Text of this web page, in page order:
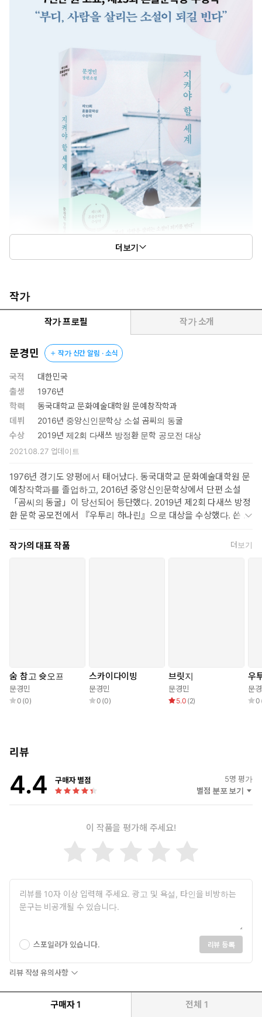
“부디, 사람을 살리는 소설이 되기를 빈다”
7천만 원 고료, 제13회 혼불문학상 수상작
故 최명희 선생의 대하소설 『혼불』이 그려낸 인간 불멸의 정신
해로 13회를 맞았다. 혼불문학상은 15만 부 베스트셀러로 문학상
의 시작을 화려하게 알린 제1회 수상작 『난설헌』을 필두로,
을 배출하며 한국 소설의 새로운 패러다임을 제시해 왔다. 올해는
는 작품들을 발굴해 내는 데에 힘을 보탰고, 단단한 문장과 유려한
전개 속에 ‘교권 추락,’ ‘장애,’ ‘돌봄’ 등 우리가 직시해야 할 화두를
더보기
작가
작가 프로필 작가 소개
문경민 작가 신간 알림 · 소식
국적
대한민국
출생
1976년
학력
동국대학교 문화예술대학원 문예창작학과
데뷔
2016년 중앙신인문학상 소설 곰씨의 동굴
수상
2019년 제2회 다새쓰 방정환 문학 공모전 대상
2021.08.27업데이트
1976년 경기도 양평에서 태어났다. 동국대학교 문화예술대학원 문
예창작학과를 졸업하고, 2016년 중앙신인문학상에서 단편 소설
「곰씨의 동굴」이 당선되어 등단했다. 2019년 제2회 다새쓰 방정
환 문학 공모전에서 『우투리 하나린』으로 대상을 수상했다. 쓴 책
다시 시작되는 전설』, 『우투리 하나린 2 : 멈춘 시간에 갇힌 몸』
이 있고, 주니어 소설 『우리들이 개를 지키려는 이유』, 『용서할
작가의 대표 작품 더보기
숨 참고 슛오프
문경민
0 (0)
스카이다이빙
문경민
0 (0)
브릿지
문경민
5.0 (2)
우
문
0
리뷰
4.4 구매자 별점 5명 평가
별점 분포 보기
이 작품을 평가해 주세요!
스포일러가 있습니다. 리뷰 등록
리뷰 작성 유의사항
구매자 1 전체 1